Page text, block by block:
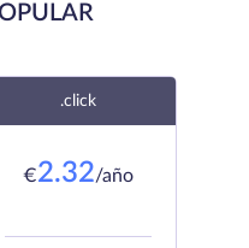
.click
€2.32/año